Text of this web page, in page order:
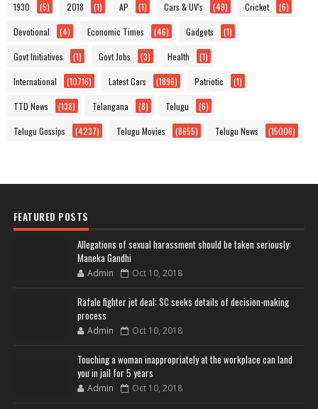
1930 (5) 2018 (1) AP (1) Cars & UV's (49) Cricket (6)
Devotional (4) Economic Times (46) Gadgets (1)
Govt Initiatives (1) Govt Jobs (3) Health (1)
International (10716) Latest Cars (1896) Patriotic (1)
TTD News (138) Telangana (8) Telugu (6)
Telugu Gossips (4237) Telugu Movies (8655) Telugu News (15006)
FEATURED POSTS
Allegations of sexual harassment should be taken seriously:
Maneka Gandhi
Admin Oct 10, 2018
Rafale fighter jet deal: SC seeks details of decision-making
process
Admin Oct 10, 2018
Touching a woman inappropriately at the workplace can land
you in jail for 5 years
Admin Oct 10, 2018